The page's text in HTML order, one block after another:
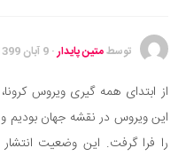
موفقیت و مهارت‌های
تغذیه سالم
بهداشت
توسطمتین پایدار· 9 آبان 1399
از ابتدای همه گیری ویروس
این ویروس در نقشه جهان بودیم
را فرا گرفت. این وضعیت